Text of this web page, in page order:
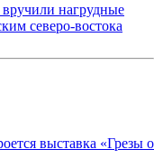
нагрудные
северо-востока
выставка «Грезы о